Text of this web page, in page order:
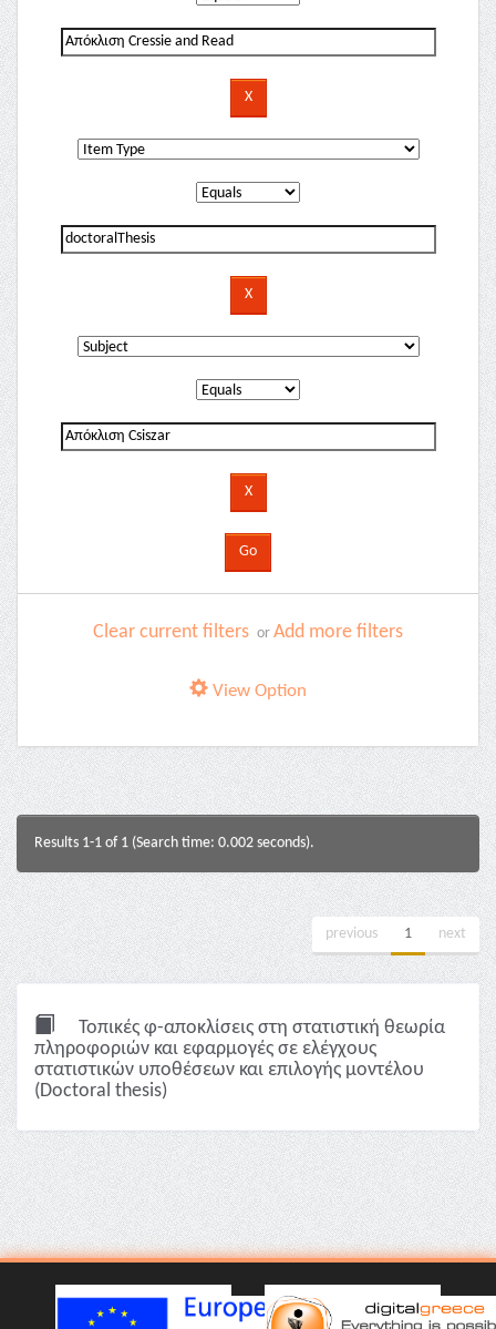
Clear current filters or Add more filters
View Option
Results 1-1 of 1 (Search time: 0.002 seconds).
previous 1 next
Τοπικές φ-αποκλίσεις στη στατιστική θεωρία
πληροφοριών και εφαρμογές σε ελέγχους
στατιστικών υποθέσεων και επιλογής μοντέλου
(Doctoral thesis)